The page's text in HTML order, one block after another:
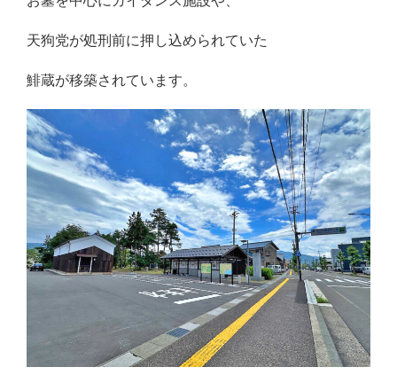
天狗党が処刑前に押し込められていた
鯡蔵が移築されています。